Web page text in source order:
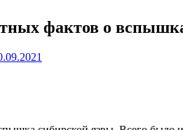
фактов о